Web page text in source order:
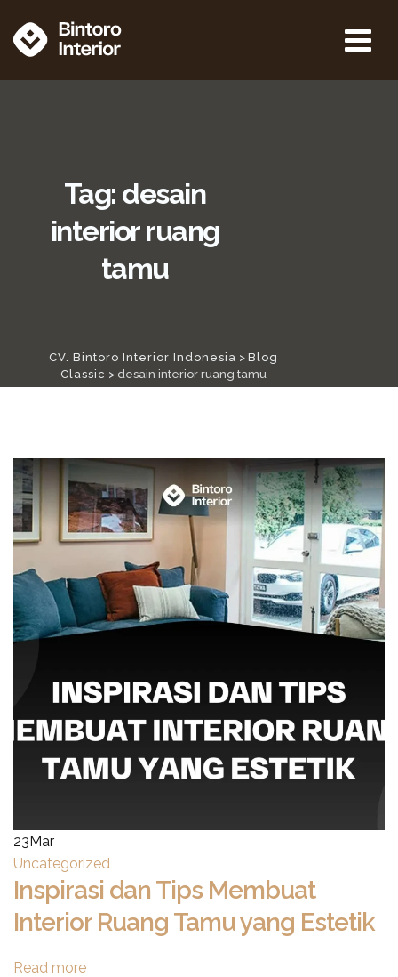
Tag: desain
interior ruang
tamu
CV. Bintoro Interior Indonesia > Blog
Classic > desain interior ruang tamu
23Mar
Uncategorized
Inspirasi dan Tips Membuat
Interior Ruang Tamu yang Estetik
Read more